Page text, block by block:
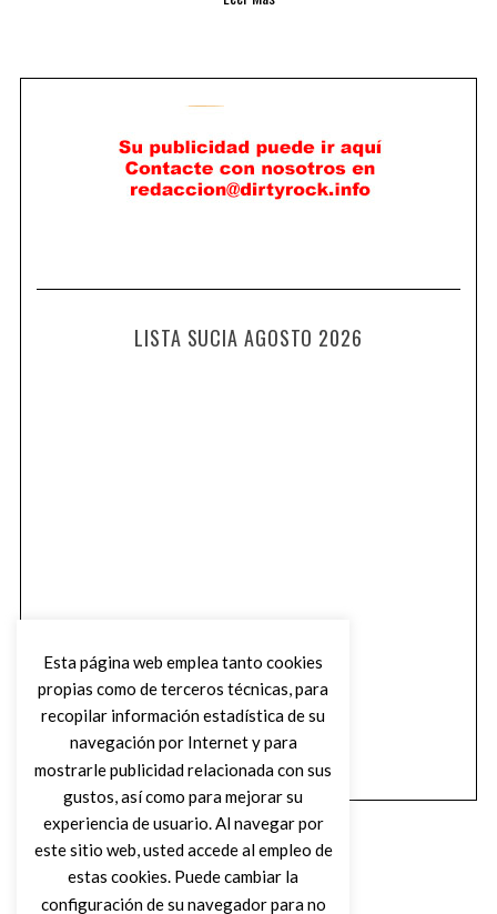
LISTA SUCIA AGOSTO 2026
Esta página web emplea tanto cookies
propias como de terceros técnicas, para
recopilar información estadística de su
navegación por Internet y para
mostrarle publicidad relacionada con sus
gustos, así como para mejorar su
experiencia de usuario. Al navegar por
este sitio web, usted accede al empleo de
estas cookies. Puede cambiar la
configuración de su navegador para no